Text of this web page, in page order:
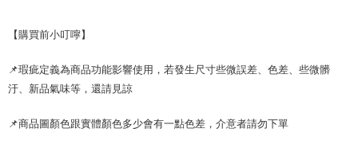
【購買前小叮嚀】
📌瑕疵定義為商品功能影響使用，若發生尺寸些微誤差、色差、些微髒
汙、新品氣味等，還請見諒
📌商品圖顏色跟實體顏色多少會有一點色差，介意者請勿下單